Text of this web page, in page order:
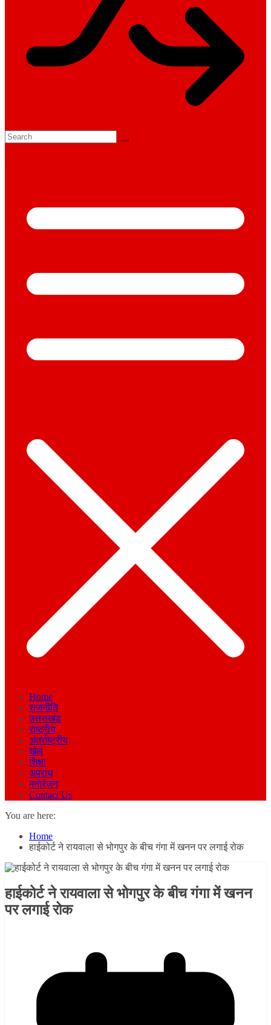
Home
राजनीति
उत्तराखंड
राष्ट्रीय
अंतर्राष्ट्रीय
खेल
शिक्षा
अपराध
मनोरंजन
Contact Us
You are here:
Home
हाईकोर्ट ने रायवाला से भोगपुर के बीच गंगा में खनन पर लगाई रोक
हाईकोर्ट ने रायवाला से भोगपुर के बीच गंगा में खनन
पर लगाई रोक